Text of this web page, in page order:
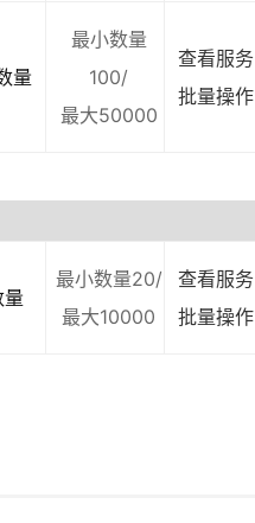
量
最小数量
100/
最大50000
查看服务
批量操作
量
最小数量20/
最大10000
查看服务
批量操作